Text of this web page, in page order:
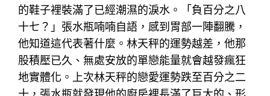
的鞋子裡裝滿了已經潮濕的淚水。「負百分之八
十七？」張水瓶喃喃自語，感到胃部一陣翻騰，
他知道這代表著什麼。林天秤的運勢越差，他那
股積壓已久、無處安放的單戀能量就會越發瘋狂
地實體化。上次林天秤的戀愛運勢跌至百分之二